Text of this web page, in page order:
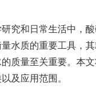
究和日常生活中，
水质的重要工具，
质量至关重要。本
及应用范围。